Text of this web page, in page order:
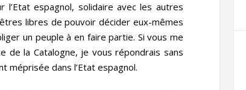
espagnol, solidaire avec les autres
libres de pouvoir décider eux-mêmes
un peuple à en faire partie. Si vous me
de la Catalogne, je vous répondrais sans
méprisée dans l’Etat espagnol.